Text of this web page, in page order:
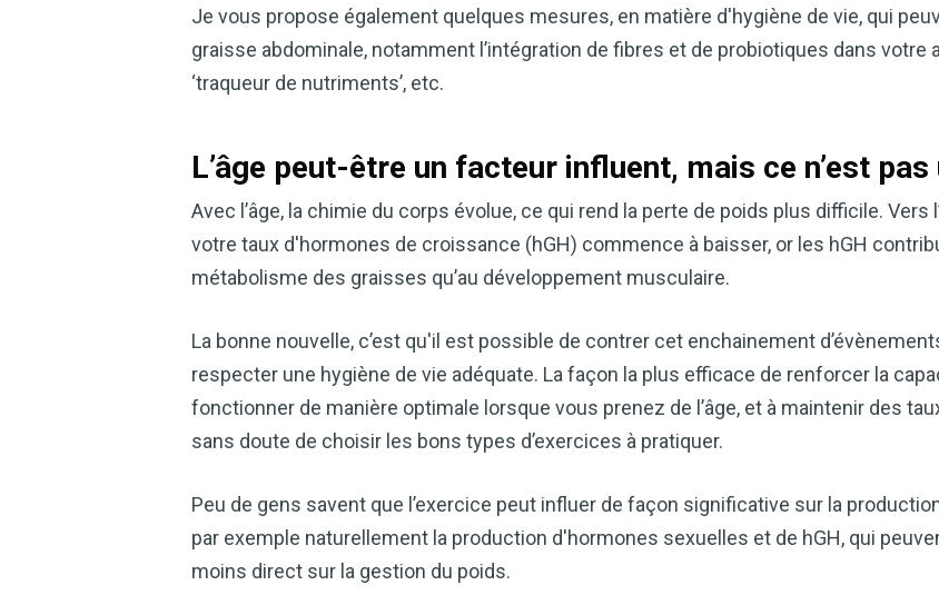
Je vous propose également quelques mesures, en matière d'hygiène de vie, qui
graisse abdominale, notamment l’intégration de fibres et de probiotiques dans votre
‘traqueur de nutriments’, etc.
L’âge peut-être un facteur influent, mais ce n’est pas
Avec l’âge, la chimie du corps évolue, ce qui rend la perte de poids plus difficile. Vers
votre taux d'hormones de croissance (hGH) commence à baisser, or les hGH
métabolisme des graisses qu’au développement musculaire.
La bonne nouvelle, c’est qu'il est possible de contrer cet enchainement
respecter une hygiène de vie adéquate. La façon la plus efficace de renforcer la
fonctionner de manière optimale lorsque vous prenez de l’âge, et à maintenir des
sans doute de choisir les bons types d’exercices à pratiquer.
Peu de gens savent que l’exercice peut influer de façon significative sur la
par exemple naturellement la production d'hormones sexuelles et de hGH, qui
moins direct sur la gestion du poids.
grâce au vinaigre
Accédez à mon
cardiaque ou mieux
précieux dans votre
Découvrez comment le
améliore naturellement